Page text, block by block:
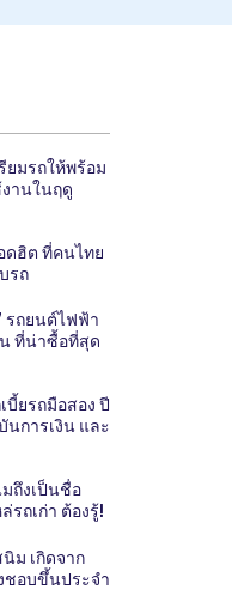
ยมรถให้พร้อม
านในฤดู
ดฮิต ที่คนไทย
รถ
รถยนต์ไฟฟ้า
ที่น่าซื้อที่สุด
บี้ยรถมือสอง ปี
นการเงิน และ
ถึงเป็นชื่อ
รถเก่า ต้องรู้!
ม เกิดจาก
ชอบขึ้นประจำ